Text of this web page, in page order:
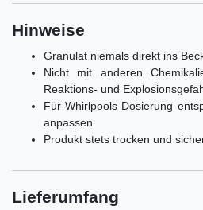
Hinweise
Granulat niemals direkt ins
Nicht mit anderen
Reaktions- und
Für Whirlpools Dosierung
anpassen
Produkt stets trocken und
Lieferumfang